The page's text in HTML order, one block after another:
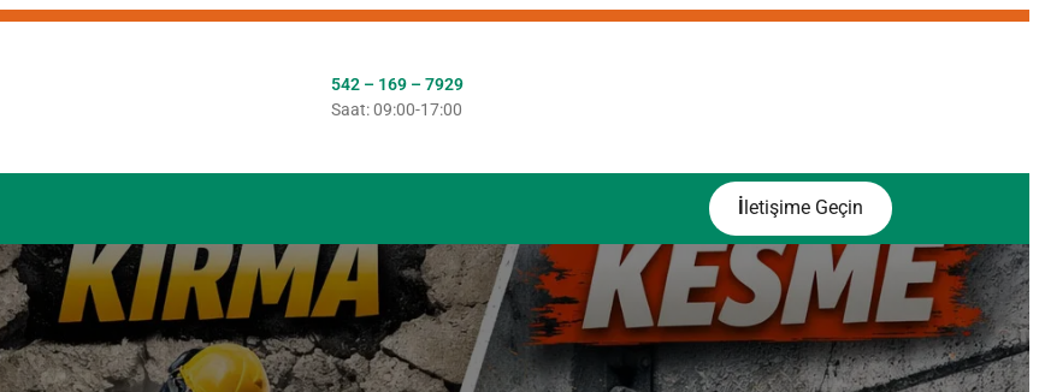
542 – 169 – 7929
Saat: 09:00-17:00
letişime Geçin